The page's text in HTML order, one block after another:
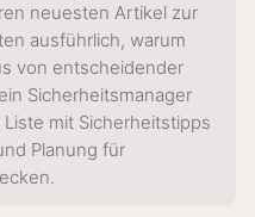
neuesten Artikel zur
ausführlich, warum
von entscheidender
Sicherheitsmanager
mit Sicherheitstipps
Planung für